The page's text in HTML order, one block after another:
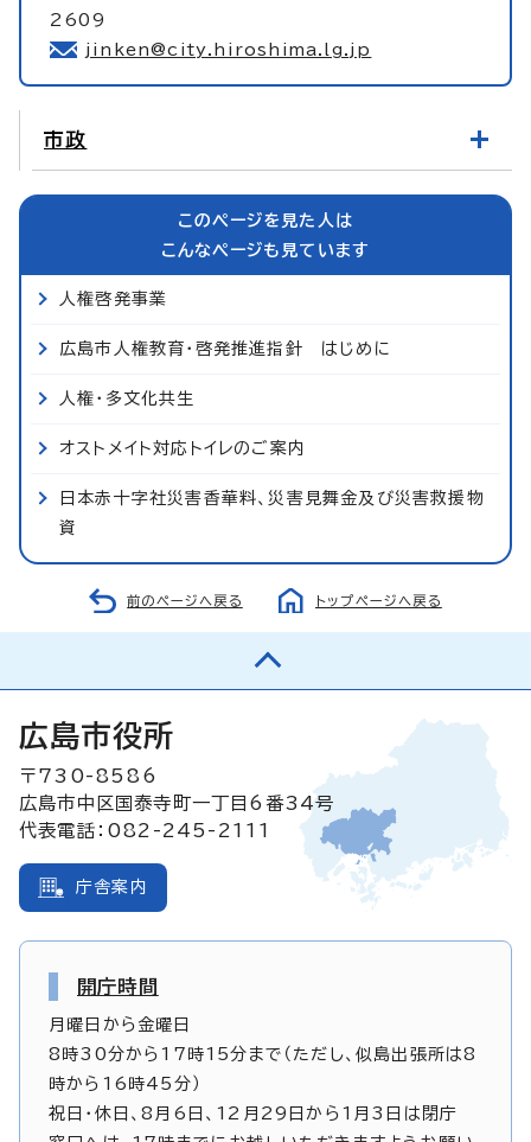
2609
jinken@city.hiroshima.lg.jp
市政
このページを見た人は
こんなページも見ています
人権啓発事業
広島市人権教育・啓発推進指針 はじめに
人権・多文化共生
オストメイト対応トイレのご案内
日本赤十字社災害香華料、災害見舞金及び災害救援物
資
前のページへ戻る トップページへ戻る
広島市役所
〒730-8586
広島市中区国泰寺町一丁目6番34号
代表電話：082-245-2111
庁舎案内
開庁時間
月曜日から金曜日
8時30分から17時15分まで（ただし、似島出張所は8
時から16時45分）
祝日・休日、8月6日、12月29日から1月3日は閉庁